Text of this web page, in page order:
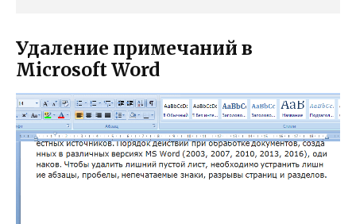
Удаление примечаний в
Microsoft Word